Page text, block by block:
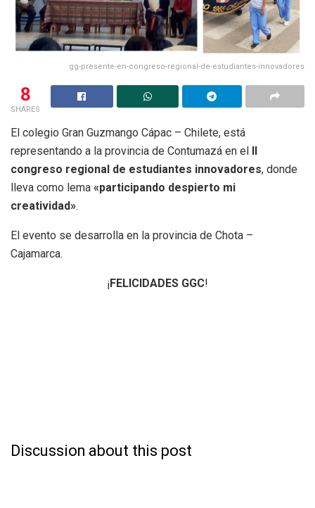
gg-presente-en-congreso-regional-de-estudiantes-innovadores
8
SHARES
El colegio Gran Guzmango Cápac – Chilete, está
representando a la provincia de Contumazá en el II
congreso regional de estudiantes innovadores, donde
lleva como lema «participando despierto mi
creatividad».
El evento se desarrolla en la provincia de Chota –
Cajamarca.
¡FELICIDADES GGC!
Discussion about this post